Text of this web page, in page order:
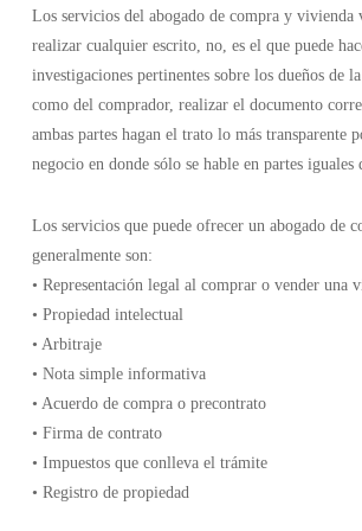
Los servicios del abogado de compra y vivienda
realizar cualquier escrito, no, es el que puede
investigaciones pertinentes sobre los dueños de
como del comprador, realizar el documento
ambas partes hagan el trato lo más transparente
negocio en donde sólo se hable en partes iguales
Los servicios que puede ofrecer un abogado de
generalmente son:
• Representación legal al comprar o vender una
• Propiedad intelectual
• Arbitraje
• Nota simple informativa
• Acuerdo de compra o precontrato
• Firma de contrato
• Impuestos que conlleva el trámite
• Registro de propiedad